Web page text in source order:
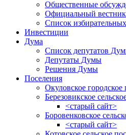
Общественные
Официальный вестник
Список
Инвестиции
Дума
Список депутатов
Депутаты Думы
Решения Думы
Поселения
Окуловское городское
Березовикское
<старый сайт>
Боровенковское
<старый сайт>